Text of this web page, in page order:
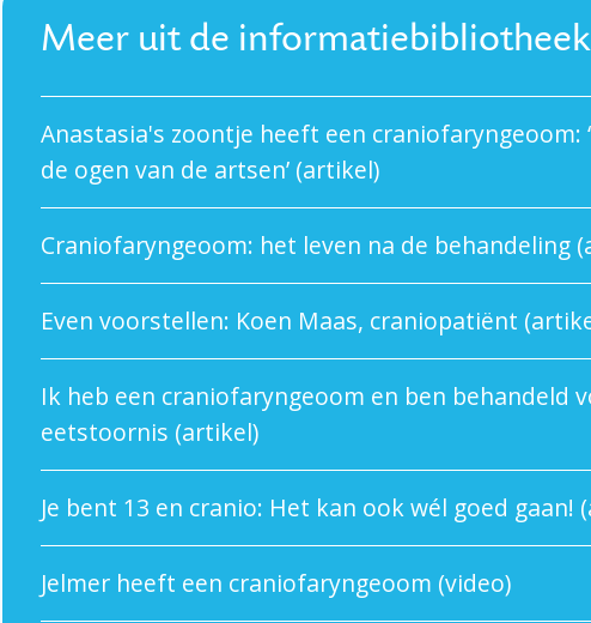
Meer uit de informatiebibliotheek
Anastasia's zoontje heeft een craniofaryngeoom:
de ogen van de artsen’ (artikel)
Craniofaryngeoom: het leven na de behandeling
Even voorstellen: Koen Maas, craniopatiënt
Ik heb een craniofaryngeoom en ben behandeld
eetstoornis (artikel)
Je bent 13 en cranio: Het kan ook wél goed gaan!
Jelmer heeft een craniofaryngeoom (video)